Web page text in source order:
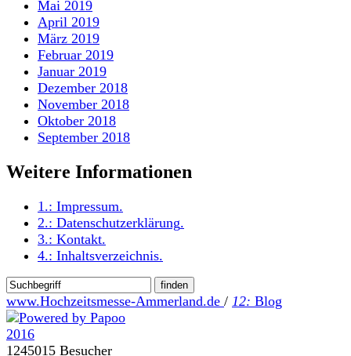
Mai 2019
April 2019
März 2019
Februar 2019
Januar 2019
Dezember 2018
November 2018
Oktober 2018
September 2018
Weitere Informationen
1.: Impressum.
2.: Datenschutzerklärung.
3.: Kontakt.
4.: Inhaltsverzeichnis.
www.Hochzeitsmesse-Ammerland.de / 12: Blog
1245015 Besucher